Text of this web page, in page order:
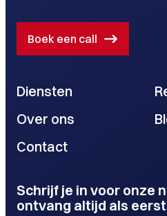
Boek een call
Diensten
Over ons
Contact
Schrijf je in voor onze
ontvang altijd als